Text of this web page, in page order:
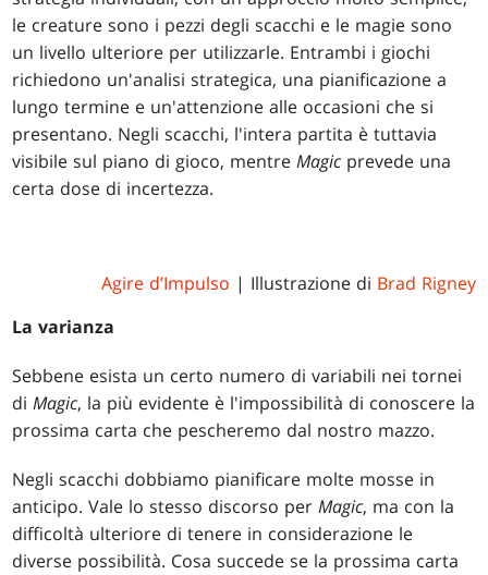
le creature sono i pezzi degli scacchi e le magie sono
un livello ulteriore per utilizzarle. Entrambi i giochi
richiedono un'analisi strategica, una pianificazione a
lungo termine e un'attenzione alle occasioni che si
presentano. Negli scacchi, l'intera partita è tuttavia
visibile sul piano di gioco, mentreMagic prevede una
certa dose di incertezza.
Agire d’Impulso | Illustrazione di Brad Rigney
La varianza
Sebbene esista un certo numero di variabili nei tornei
diMagic, la più evidente è l'impossibilità di conoscere la
prossima carta che pescheremo dal nostro mazzo.
Negli scacchi dobbiamo pianificare molte mosse in
anticipo. Vale lo stesso discorso perMagic, ma con la
difficoltà ulteriore di tenere in considerazione le
diverse possibilità. Cosa succede se la prossima carta